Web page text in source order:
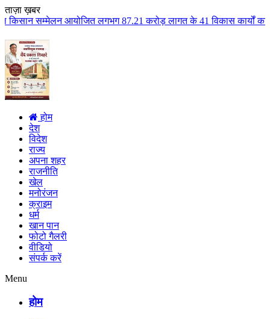
ताज़ा ख़बर
लगभग 87.21 करोड़ लागत के 41 विकास कार्यों का किया
होम
देश
विदेश
राज्य
अपना शहर
राजनीति
खेल
मनोरंजन
क्राइम
धर्म
खान पान
फोटो गैलरी
वीडियो
संपर्क करें
Menu
होम